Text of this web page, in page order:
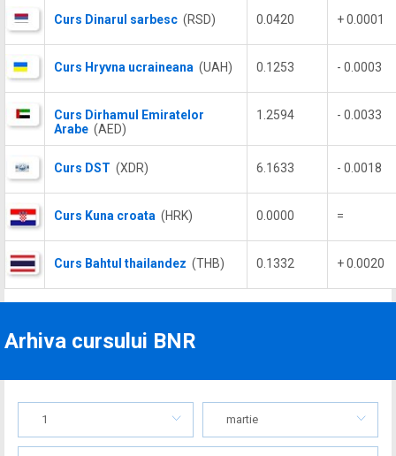
Curs Dinarul sarbesc (RSD) 0.0420 + 0.0001
Curs Hryvna ucraineana (UAH) 0.1253 - 0.0003
Curs Dirhamul Emiratelor
Arabe (AED)
1.2594 - 0.0033
Curs DST (XDR) 6.1633 - 0.0018
Curs Kuna croata (HRK) 0.0000 =
Curs Bahtul thailandez (THB) 0.1332 + 0.0020
Arhiva cursului BNR
1 martie